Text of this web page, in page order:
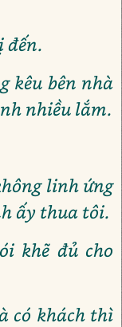
đến.
kêu bên nhà
nhiều lắm.
linh ứng
ấy thua tôi.
khẽ đủ cho
có khách thì